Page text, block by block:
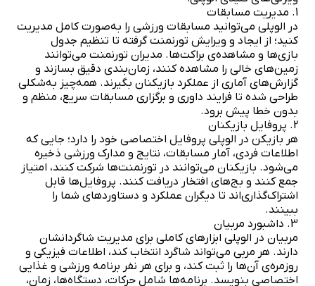
1. مدیریت مسابقات
در الوپلی می‌توانید مسابقات ورزشی را به‌صورت کامل مدیریت
کنید؛ از ایجاد و ویرایش تورنمنت گرفته تا تنظیم جدول
بازی‌ها و مشاهده‌ی براکت‌ها. مدیران تورنمنت می‌توانند
زمین‌های خالی را مشاهده کنند، زمان‌بندی دقیق بسازند و
گزارش‌های آماری از عملکرد بازیکنان بگیرند. همه‌چیز به‌شکلی
طراحی شده تا فرایند داوری و برگزاری مسابقات سریع، منظم و
بدون خطا پیش برود.
2. پروفایل بازیکنان
هر بازیکن در الوپلی پروفایل اختصاصی خود را دارد؛ جایی که
اطلاعات فردی، آمار مسابقات، نتایج و مدارک ورزشی ذخیره
می‌شود. بازیکنان می‌توانند در تورنمنت‌ها شرکت کنند، امتیاز
جمع کنند و بج‌های افتخار دریافت کنند. پروفایل‌ها قابل
اشتراک‌گذاری‌اند تا دیگران عملکرد و دستاوردهای شما را
ببینند.
3. داشبورد مربیان
مربیان در الوپلی ابزارهای کاملی برای مدیریت شاگردانشان
دارند. هر مربی می‌تواند شاگرد انتخاب کند، اطلاعات فیزیکی و
روزمره‌ی آن‌ها را ثبت کند، و برای هر نفر برنامه ورزشی و غذایی
اختصاصی بنویسد. برنامه‌ها شامل حرکات، دستگاه‌ها، زمان،